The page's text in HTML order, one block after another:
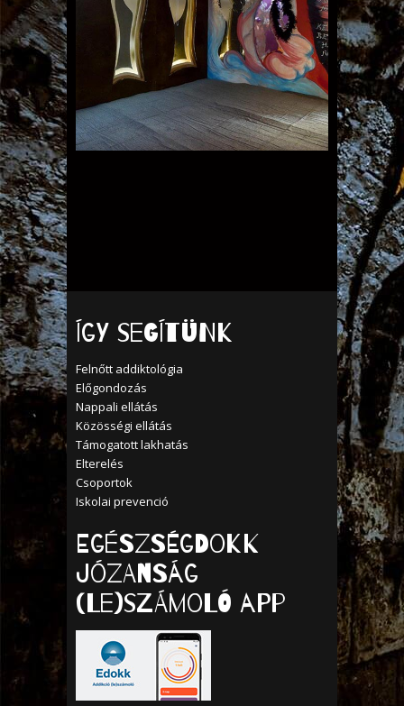
Köztes átmenetek
kiállításmegnyitó
Így segítünk
Felnőtt addiktológia
Előgondozás
Nappali ellátás
Közösségi ellátás
Támogatott lakhatás
Elterelés
Csoportok
Iskolai prevenció
Egészségdokk
Józanság
(Le)számoló APP